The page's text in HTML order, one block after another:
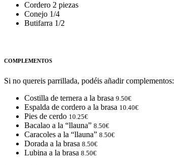
Cordero 2 piezas
Conejo 1/4
Butifarra 1/2
COMPLEMENTOS
Si no quereis parrillada, podéis añadir complementos:
Costilla de ternera a la brasa 9.50€
Espalda de cordero a la brasa 10.40€
Pies de cerdo 10.25€
Bacalao a la “llauna” 8.50€
Caracoles a la “llauna” 8.50€
Dorada a la brasa 8.50€
Lubina a la brasa 8.50€